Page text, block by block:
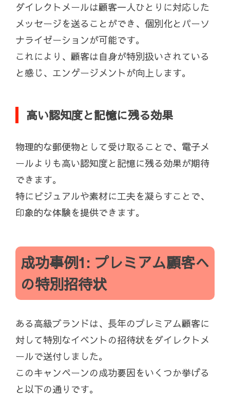
ダイレクトメールは顧客一人ひとりに対応した
メッセージを送ることができ、個別化とパーソ
ナライゼーションが可能です。
これにより、顧客は自身が特別扱いされている
と感じ、エンゲージメントが向上します。
高い認知度と記憶に残る効果
物理的な郵便物として受け取ることで、電子メ
ールよりも高い認知度と記憶に残る効果が期待
できます。
特にビジュアルや素材に工夫を凝らすことで、
印象的な体験を提供できます。
成功事例1: プレミアム顧客へ
の特別招待状
ある高級ブランドは、長年のプレミアム顧客に
対して特別なイベントの招待状をダイレクトメ
ールで送付しました。
このキャンペーンの成功要因をいくつか挙げる
と以下の通りです。